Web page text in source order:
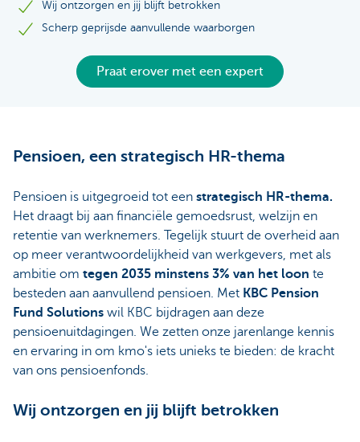
Wij ontzorgen en jij blijft betrokken
Scherp geprijsde aanvullende waarborgen
Praat erover met een expert
Pensioen, een strategisch HR-thema
Pensioen is uitgegroeid tot een strategisch HR-thema.
Het draagt bij aan financiële gemoedsrust, welzijn en
retentie van werknemers. Tegelijk stuurt de overheid aan
op meer verantwoordelijkheid van werkgevers, met als
ambitie om tegen 2035 minstens 3% van het loon te
besteden aan aanvullend pensioen. Met KBC Pension
Fund Solutions wil KBC bijdragen aan deze
pensioenuitdagingen. We zetten onze jarenlange kennis
en ervaring in om kmo's iets unieks te bieden: de kracht
van ons pensioenfonds.
Wij ontzorgen en jij blijft betrokken